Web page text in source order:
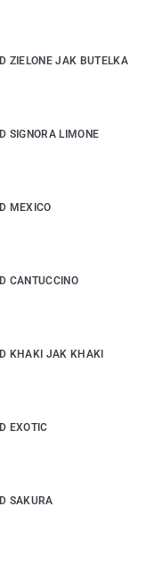
ZIELONE JAK BUTELKA
SIGNORA LIMONE
MEXICO
CANTUCCINO
KHAKI JAK KHAKI
EXOTIC
SAKURA